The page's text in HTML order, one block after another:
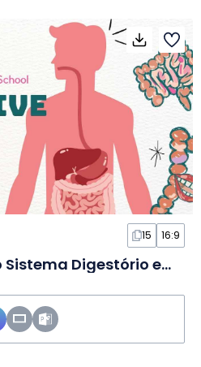
15 16:9
Slides Ilustrados do Sistema Digestório em Biologia